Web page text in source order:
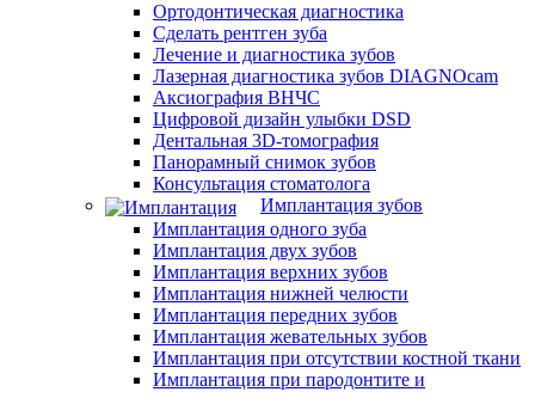
Ортодонтическая диагностика
Сделать рентген зуба
Лечение и диагностика зубов
Лазерная диагностика зубов DIAGNOcam
Аксиография ВНЧС
Цифровой дизайн улыбки DSD
Дентальная 3D-томография
Панорамный снимок зубов
Консультация стоматолога
Имплантация зубов
Имплантация одного зуба
Имплантация двух зубов
Имплантация верхних зубов
Имплантация нижней челюсти
Имплантация передних зубов
Имплантация жевательных зубов
Имплантация при отсутствии костной ткани
Имплантация при пародонтите и